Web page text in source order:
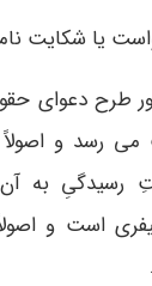
یا شکایت
طرح دعوای
رسد و
رسیدگیِ به آن
است و